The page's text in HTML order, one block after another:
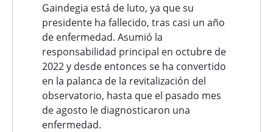
Gaindegia está de luto, ya que su
presidente ha fallecido, tras casi un año
de enfermedad. Asumió la
responsabilidad principal en octubre de
2022 y desde entonces se ha convertido
en la palanca de la revitalización del
observatorio, hasta que el pasado mes
de agosto le diagnosticaron una
enfermedad.